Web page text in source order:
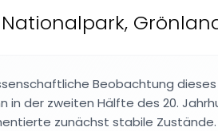
Beobachtung
in der zweiten Hälfte des 20.
zunächst stabile